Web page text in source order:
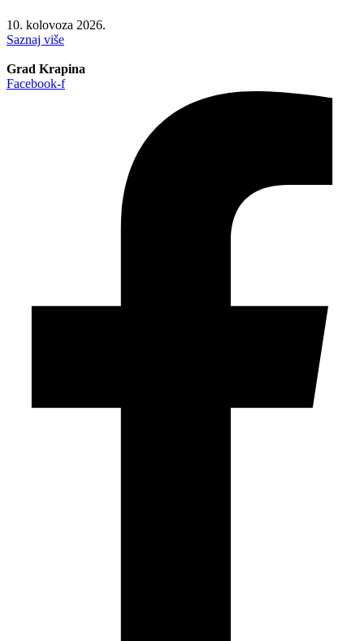
10. kolovoza 2026.
Saznaj više
Grad Krapina
Facebook-f